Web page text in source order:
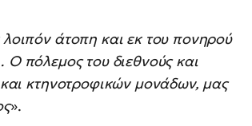
άτοπη και εκ του πονηρού
πόλεμος του διεθνούς και
κτηνοτροφικών μονάδων, μας
».